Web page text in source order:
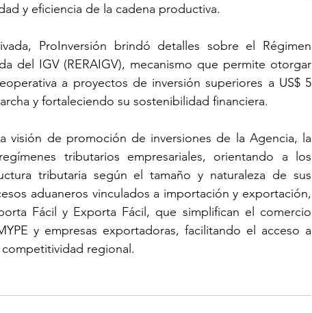
y eficiencia de la cadena productiva.
ProInversión brindó detalles sobre el Régimen
del IGV (RERAIGV), mecanismo que permite otorgar
a proyectos de inversión superiores a US$ 5
y fortaleciendo su sostenibilidad financiera.
visión de promoción de inversiones de la Agencia, la
tributarios empresariales, orientando a los
tributaria según el tamaño y naturaleza de sus
aduaneros vinculados a importación y exportación,
Fácil y Exporta Fácil, que simplifican el comercio
y empresas exportadoras, facilitando el acceso a
regional.